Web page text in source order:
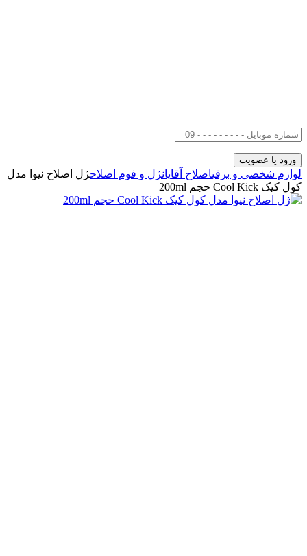
لوازم شخصی و برقیاصلاح آقایانژل و فوم اصلاحژل اصلاح نیوا مدل
کول کیک Cool Kick حجم 200ml